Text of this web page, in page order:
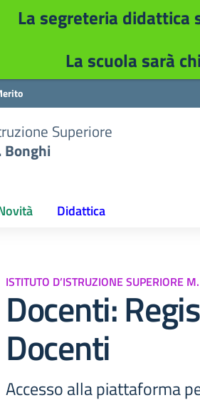
Superiore
Bonghi
Didattica
ISTITUTO D’ISTRUZIONE SUPERIORE
Docenti:
Docenti
Accesso alla piattaforma
La segreteria didattica
La scuola sarà